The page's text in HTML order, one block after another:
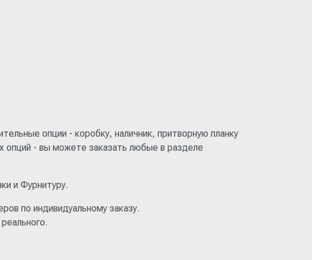
опции - коробку, наличник, притворную планку
опций - вы можете заказать любые в разделе
и Фурнитуру.
по индивидуальному заказу.